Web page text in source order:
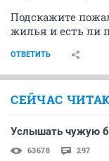
Подскажите
жилья и есть ли
ОТВЕТИТЬ
СЕЙЧАС
Услышать чужую
63678 297